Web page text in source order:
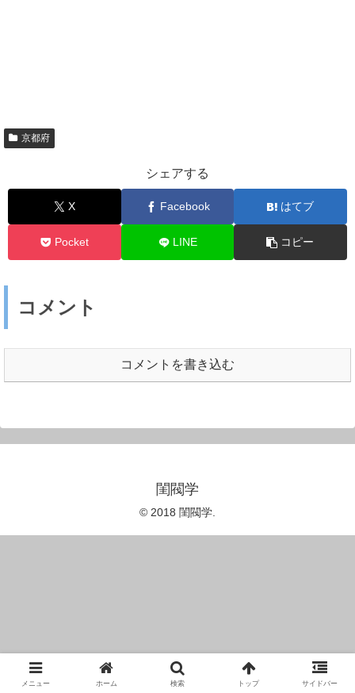
京都府
シェアする
X Facebook はてブ
Pocket LINE コピー
コメント
コメントを書き込む
閨閥学
© 2018 閨閥学.
メニュー ホーム 検索 トップ サイドバー